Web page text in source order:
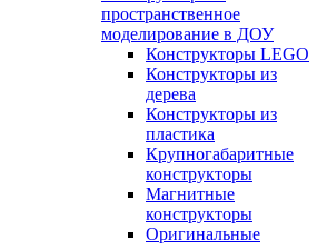
пространственное
моделирование в ДОУ
Конструкторы LEGO
Конструкторы из
дерева
Конструкторы из
пластика
Крупногабаритные
конструкторы
Магнитные
конструкторы
Оригинальные